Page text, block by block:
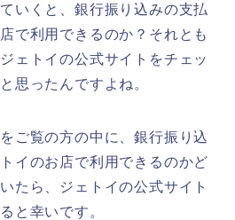
いくと、銀行振り込みの支払
で利用できるのか？それとも
ェトイの公式サイトをチェッ
思ったんですよね。
ご覧の方の中に、銀行振り込
イのお店で利用できるのかど
たら、ジェトイの公式サイト
と幸いです。